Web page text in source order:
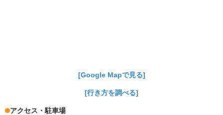
[Google Mapで見る]
[行き方を調べる]
アクセス・駐車場